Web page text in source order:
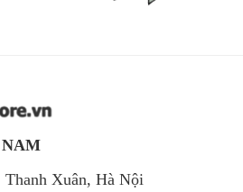
Xuân, Hà Nội